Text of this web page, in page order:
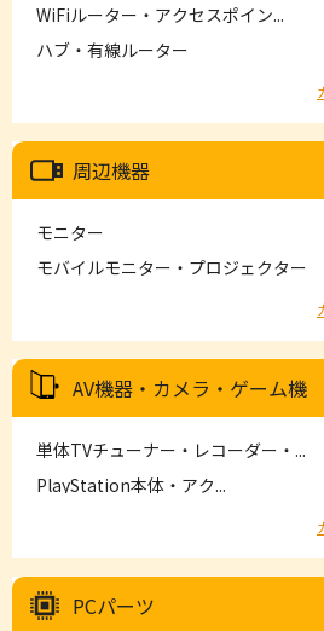
WiFiルーター・アクセスポイン...
ハブ・有線ルーター
周辺機器
モニター
モバイルモニター・プロジェクター
AV機器・カメラ・ゲーム機
単体TVチューナー・レコーダー・...
PlayStation本体・アク...
PCパーツ